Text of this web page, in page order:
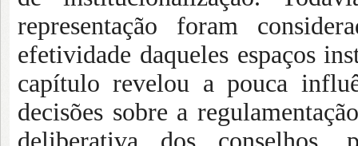
representação foram
efetividade daqueles espaços
capítulo revelou a pouca
decisões sobre a